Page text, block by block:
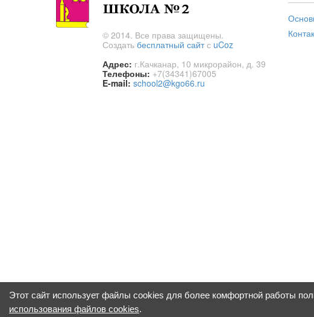
© 2014. Все права защищены.
Создать бесплатный сайтс uCoz
Адрес: г.Качканар, 10 микрорайон, д. 39
Телефоны: +7(34341)67005
E-mail: school2@kgo66.ru
Этот сайт использует файлы cookies для более комфортной работы
использования файлов cookies.